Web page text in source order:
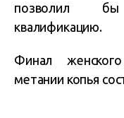
позволил
квалификацию.
Финал
метании копья